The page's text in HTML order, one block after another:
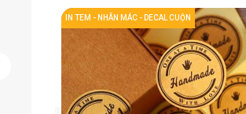
IN TEM - NHÃN MÁC - DECAL CUỘN